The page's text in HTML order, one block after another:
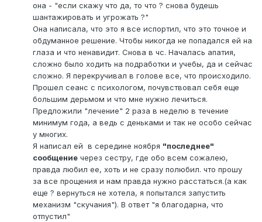
она - "если скажу что да, то что ? снова будешь
шантажировать и угрожать ?"
Она написала, что это я все испортил, что это точное и
обдуманное решение. Чтобы никогда не попадался ей на
глаза и что ненавидит. Снова в чс. Началась апатия,
сложно было ходить на подработки и учебы, да и сейчас
сложно. Я перекручивал в голове все, что происходило.
Прошел сеанс с психологом, почувствовал себя еще
большим дерьмом и что мне нужно лечиться.
Предложили "лечение" 2 раза в неделю в течение
минимум года, а ведь с деньками и так не особо сейчас
у многих.
Я написал ей в середине ноября "последнее"
сообщение через сестру, где обо всем сожалею,
правда любил ее, хоть и не сразу полюбил. что прошу
за все прощения и нам правда нужно расстаться.(а как
еще ? вернуться не хотела, я попытался запустить
механизм "скучания"). В ответ "я благодарна, что
отпустил"